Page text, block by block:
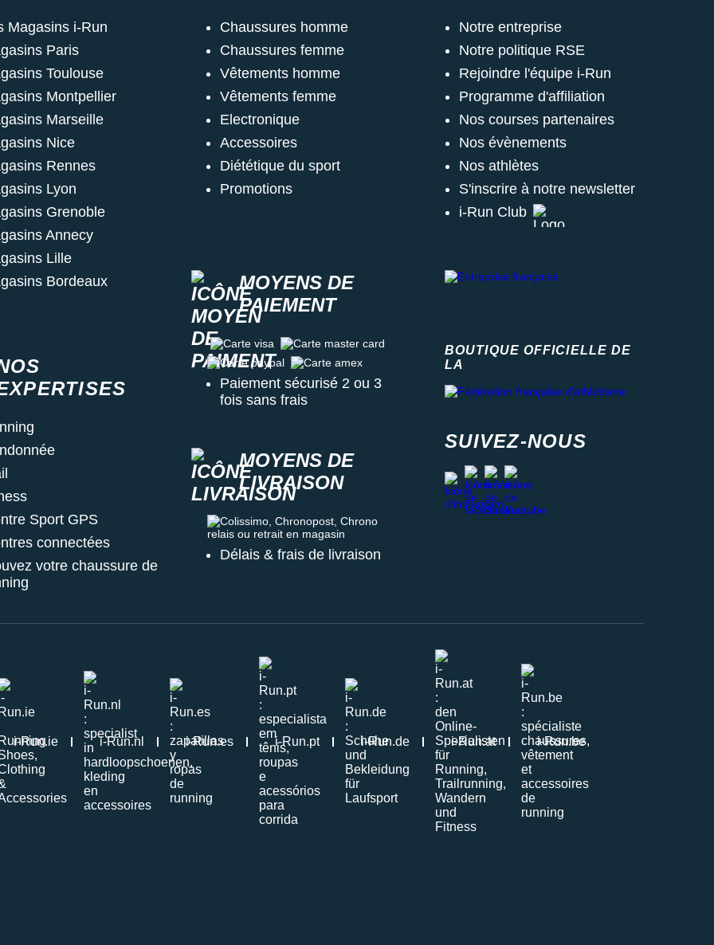
MOYENS DE
PAIEMENT
Carte visa
Carte master card
Carte paypal
Carte amex
Paiement sécurisé 2 ou 3
fois sans frais
MOYENS DE
LIVRAISON
Colissimo, Chronopost, Chrono relais ou retrait en magasin
Délais & frais de livraison
Magasins i-Run
Paris
Toulouse
Montpellier
Marseille
Nice
Rennes
Lyon
Grenoble
Annecy
Lille
Bordeaux
Sport GPS
connectées
votre chaussure de
Chaussures homme
Chaussures femme
Vêtements homme
Vêtements femme
Electronique
Accessoires
Diététique du sport
Promotions
Notre entreprise
Notre politique RSE
Rejoindre l'équipe i-Run
Programme d'affiliation
Nos courses partenaires
Nos évènements
Nos athlètes
S'inscrire à notre newsletter
i-Run Club
BOUTIQUE OFFICIELLE DE
LA
SUIVEZ-NOUS
instagram
facebook
stravayoutube
i-Run.ie i-Run.nl i-Run.es i-Run.pt i-Run.de i-Run.at i-Run.be